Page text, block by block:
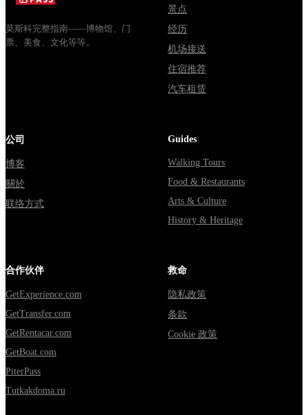
Владими...
莫斯科完整指南——博物馆、门
票、美食、文化等等。
景点
经历
机场接送
住宿推荐
汽车租赁
公司
博客
關於
联络方式
Guides
Walking Tours
Food & Restaurants
Arts & Culture
History & Heritage
合作伙伴
GetExperience.com
GetTransfer.com
GetRentacar.com
GetBoat.com
PiterPass
Tutkakdoma.ru
救命
隐私政策
条款
Cookie 政策